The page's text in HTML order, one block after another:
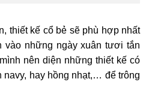
thiết kế cổ bẻ sẽ phù hợp nhất
vào những ngày xuân tươi tắn
nên diện những thiết kế có
navy, hay hồng nhạt,… để trông